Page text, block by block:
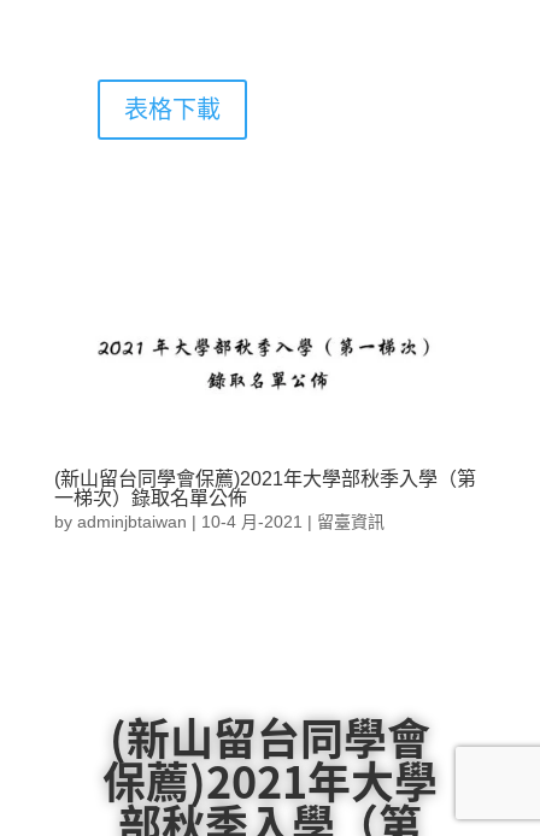
表格下載
(新山留台同學會保薦)2021年大學部秋季入學（第
一梯次）錄取名單公佈
by adminjbtaiwan | 10-4 月-2021 | 留臺資訊
(新山留台同學會
保薦)2021年大學